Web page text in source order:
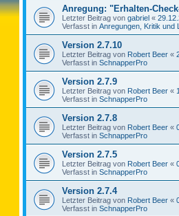
Anregung: "Erhalten-
Letzter Beitrag von gabriel «
Verfasst in Anregungen, Kritik und
Version 2.7.10
Letzter Beitrag von Robert Beer «
Verfasst in SchnapperPro
Version 2.7.9
Letzter Beitrag von Robert Beer «
Verfasst in SchnapperPro
Version 2.7.8
Letzter Beitrag von Robert Beer «
Verfasst in SchnapperPro
Version 2.7.5
Letzter Beitrag von Robert Beer «
Verfasst in SchnapperPro
Version 2.7.4
Letzter Beitrag von Robert Beer «
Verfasst in SchnapperPro